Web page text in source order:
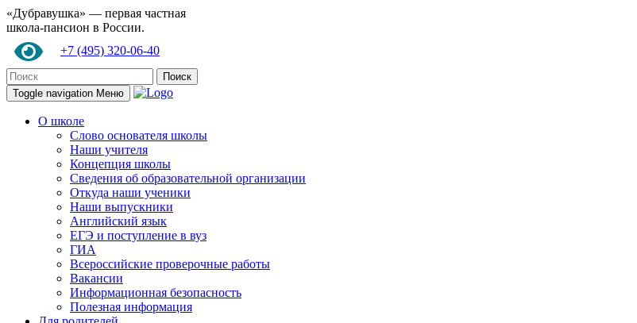
«Дубравушка» — первая частная
школа-пансион в России.
+7 (495) 320-06-40
Поиск
Toggle navigation Меню
О школе
Слово основателя школы
Наши учителя
Концепция школы
Сведения об образовательной организации
Откуда наши ученики
Наши выпускники
Английский язык
ЕГЭ и поступление в вуз
ГИА
Всероссийские проверочные работы
Вакансии
Информационная безопасность
Полезная информация